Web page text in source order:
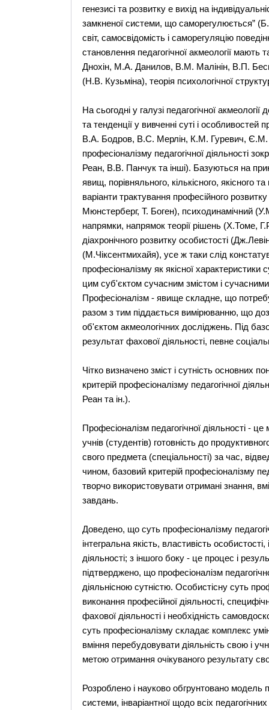
генезисi та розвитку е вихiд на
замкненої системи, що саморегулюється”
свiт, самосвiдомiсть i саморегуляцiю
становлення педагогiчної акмеологiї
Днохiн, М.А. Данилов, В.М. Малiнiн, В.П.
(Н.В. Кузьмiна), теорiя психологiчної
На сьогоднi у галузi педагогiчної
та тенденцiї у вивченнi сутi i
В.А. Бодров, В.С. Мерлiн, К.М. Гуревич,
професiоналiзму педагогiчної дiяльностi
Реан, В.В. Панчук та інші). Базуються на
явищ, порiвняльного, кiлькiсного, якiсного
варiанти трактування професiйного
Мюнстерберг, Т. Боген), психодинамiчний
напрямки, напрямок теорiї рiшень (Х.Томе,
дiахронiчного розвитку особистостi
(М.Чiксентмихайя), усе ж таки слiд
професiоналiзму як якiсної
цим суб'єктом сучасним змiстом i
Професiоналiзм - явище складне, що
разом з тим пiддається вимiрюванню, що
об'єктом акмеологiчних дослiджень. Пiд
результат фахової дiяльностi, певне
Чiтко визначено змiст i сутнiсть основних
критерiй професiоналiзму педагогiчної
Реан та ін.).
Професiоналiзм педагогiчної дiяльностi -
учнiв (студентiв) готовнiсть до
свого предмета (спецiальностi) за час,
чином, базовий критерiй професiоналiзму
творчо використовувати отриманi знання,
завдань.
Доведено, що суть професiоналiзму
iнтегральна якiсть, властивiсть
дiяльностi; з iншого боку - це процес i
пiдтверджено, що професiоналiзм
дiяльнiсною сутнiстю. Особистiсну суть
виконання професiйної дiяльностi,
фахової дiяльностi i необхiднiсть
суть професiоналiзму складає комплекс
вмiння перебудовувати дiяльнiсть свою і
метою отримання очiкуваного результату
Розроблено i науково обгрунтовано модель
системи, iнварiантної щодо всiх